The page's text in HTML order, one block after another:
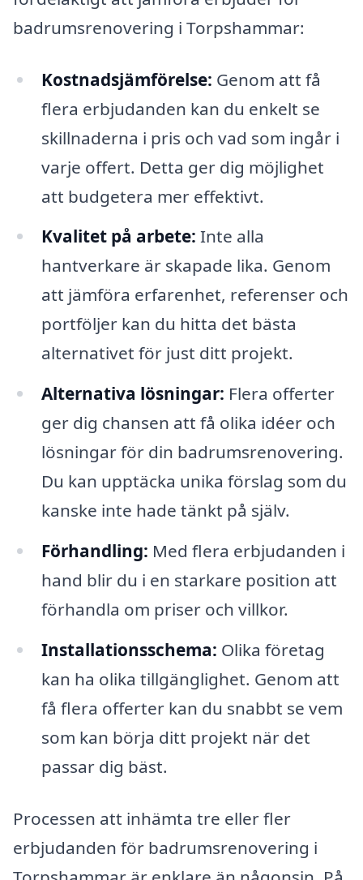
badrumsrenovering i Torpshammar:
Kostnadsjämförelse: Genom att få
flera erbjudanden kan du enkelt se
skillnaderna i pris och vad som ingår i
varje offert. Detta ger dig möjlighet
att budgetera mer effektivt.
Kvalitet på arbete: Inte alla
hantverkare är skapade lika. Genom
att jämföra erfarenhet, referenser och
portföljer kan du hitta det bästa
alternativet för just ditt projekt.
Alternativa lösningar: Flera offerter
ger dig chansen att få olika idéer och
lösningar för din badrumsrenovering.
Du kan upptäcka unika förslag som du
kanske inte hade tänkt på själv.
Förhandling: Med flera erbjudanden i
hand blir du i en starkare position att
förhandla om priser och villkor.
Installationsschema: Olika företag
kan ha olika tillgänglighet. Genom att
få flera offerter kan du snabbt se vem
som kan börja ditt projekt när det
passar dig bäst.
Processen att inhämta tre eller fler
erbjudanden för badrumsrenovering i